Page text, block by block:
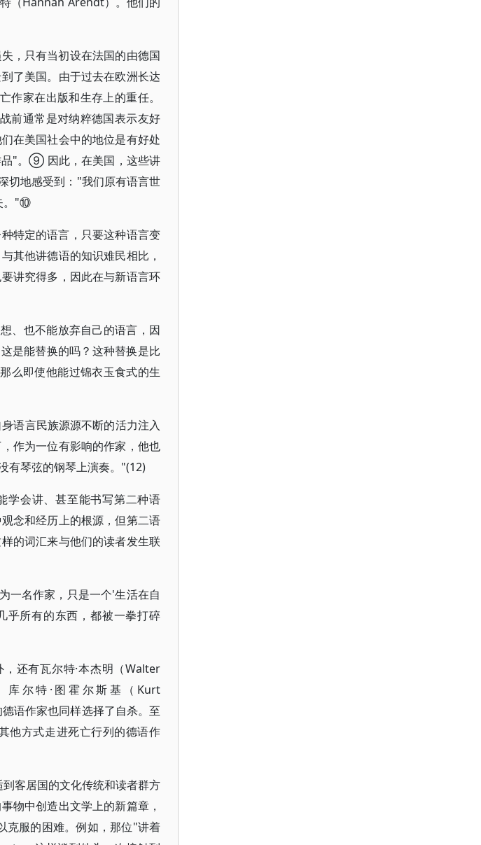
，只有当初设在法国的由德国
了美国。由于过去在欧洲长达
家在出版和生存上的重任。
前通常是对纳粹德国表示友好
在美国社会中的地位是有好处
品"。⑨ 因此，在美国，这些讲
切地感受到："我们原有语言世
。"⑩
特定的语言，只要这种语言变
其他讲德语的知识难民相比，
讲究得多，因此在与新语言环
、也不能放弃自己的语言，因
是能替换的吗？这种替换是比
么即使他能过锦衣玉食式的生
语言民族源源不断的活力注入
作为一位有影响的作家，他也
有琴弦的钢琴上演奏。"(12)
学会讲、甚至能书写第二种语
念和经历上的根源，但第二语
的词汇来与他们的读者发生联
一名作家，只是一个'生活在自
乎所有的东西，都被一拳打碎
还有瓦尔特·本杰明（Walter
库尔特·图霍尔斯基（Kurt
语作家也同样选择了自杀。至
他方式走进死亡行列的德语作
客居国的文化传统和读者群方
物中创造出文学上的新篇章，
克服的困难。例如，那位"讲着